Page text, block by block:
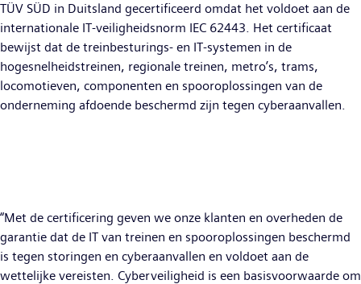
TÜV SÜD in Duitsland gecertificeerd omdat het voldoet aan de
internationale IT-veiligheidsnorm IEC 62443. Het certificaat
bewijst dat de treinbesturings- en IT-systemen in de
hogesnelheidstreinen, regionale treinen, metro’s, trams,
locomotieven, componenten en spooroplossingen van de
onderneming afdoende beschermd zijn tegen cyberaanvallen.
“Met de certificering geven we onze klanten en overheden de
garantie dat de IT van treinen en spooroplossingen beschermd
is tegen storingen en cyberaanvallen en voldoet aan de
wettelijke vereisten. Cyberveiligheid is een basisvoorwaarde om